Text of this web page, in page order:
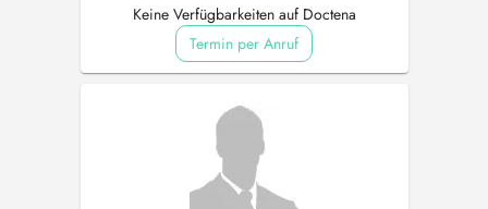
Keine Verfügbarkeiten auf Doctena
Termin per Anruf